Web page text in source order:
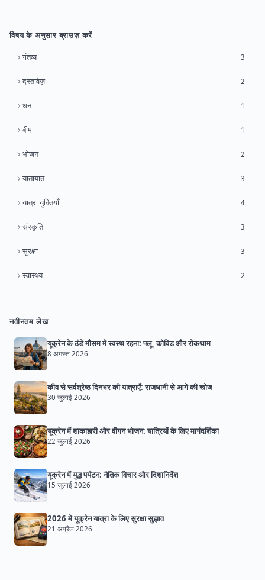
विषय के अनुसार ब्राउज़ करें
गंतव्य 3
दस्तावेज़ 2
धन 1
बीमा 1
भोजन 2
यातायात 3
यात्रा युक्तियाँ 4
संस्कृति 3
सुरक्षा 3
स्वास्थ्य 2
नवीनतम लेख
यूक्रेन के ठंडे मौसम में स्वस्थ रहना: फ्लू, कोविड और रोकथाम
8 अगस्त 2026
कीव से सर्वश्रेष्ठ दिनभर की यात्राएँ: राजधानी से आगे की खोज
30 जुलाई 2026
यूक्रेन में शाकाहारी और वीगन भोजन: यात्रियों के लिए मार्गदर्शिका
22 जुलाई 2026
यूक्रेन में युद्ध पर्यटन: नैतिक विचार और दिशानिर्देश
15 जुलाई 2026
2026 में यूक्रेन यात्रा के लिए सुरक्षा सुझाव
21 अप्रैल 2026